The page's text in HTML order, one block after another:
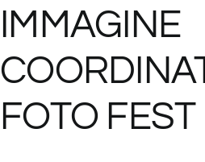
IMMAGINE
FOTO FEST